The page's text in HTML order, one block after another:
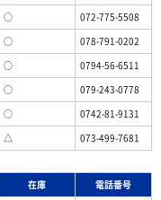
○
072-775-5508
○
078-791-0202
○
0794-56-6511
○
079-243-0778
○
0742-81-9131
△ 073-499-7681
在庫
電話番号